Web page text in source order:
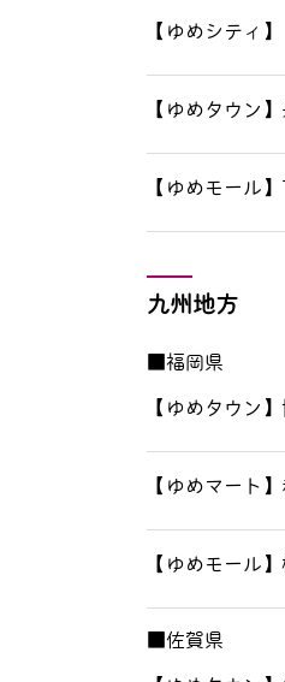
【ゆめシティ】
【ゆめタウン
【ゆめモール
九州地方
■福岡県
【ゆめタウン
【ゆめマート
【ゆめモール
■佐賀県